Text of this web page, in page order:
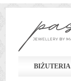
BIŻUTERIA